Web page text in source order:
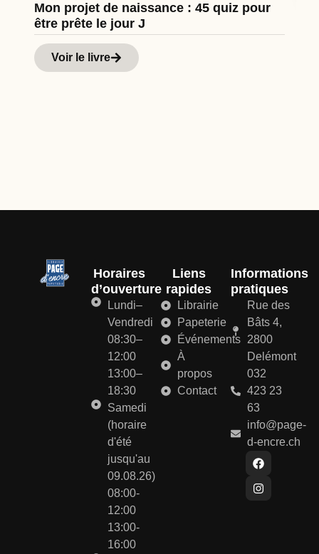
Mon projet de naissance : 45 quiz pour
être prête le jour J
Voir le livre
Horaires
d’ouverture
Lundi–
Vendredi
08:30–
12:00
13:00–
18:30
Samedi
(horaire
d'été
jusqu'au
09.08.26)
08:00-
12:00
13:00-
16:00
Liens
rapides
Librairie
Papeterie
Événements
À
propos
Contact
Informations
pratiques
Rue des
Bâts 4,
2800
Delémont
032
423 23
63
info@page-
d-encre.ch